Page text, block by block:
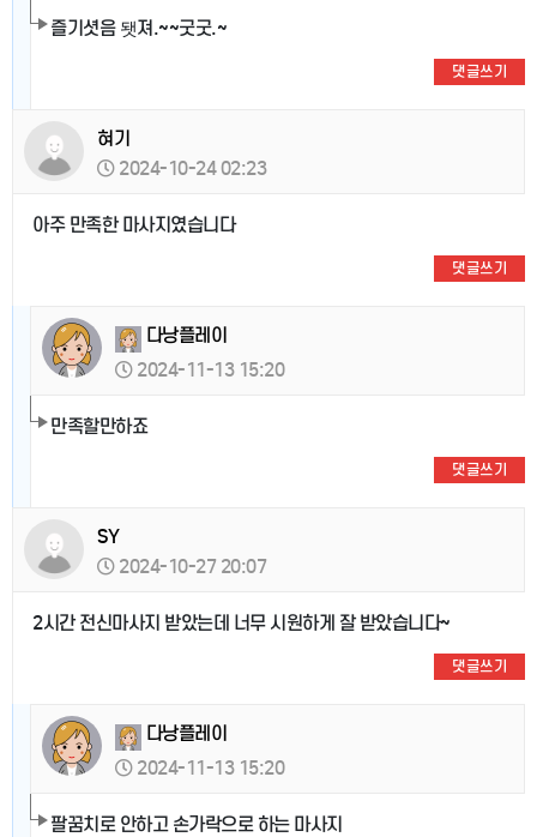
즐기셧음 됏져.~~굿굿.~
댓글쓰기
혀기
2024-10-24 02:23
아주 만족한 마사지였습니다
댓글쓰기
다낭플레이
2024-11-13 15:20
만족할만하죠
댓글쓰기
SY
2024-10-27 20:07
2시간 전신마사지 받았는데 너무 시원하게 잘 받았습니다~
댓글쓰기
다낭플레이
2024-11-13 15:20
팔꿈치로 안하고 손가락으로 하는 마사지